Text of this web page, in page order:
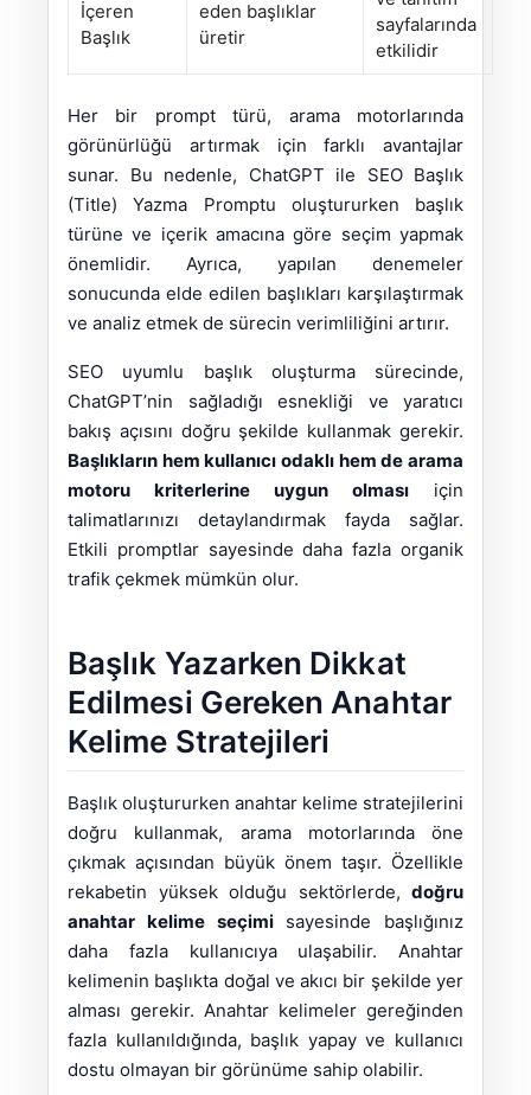
İçeren
Başlık
eden başlıklar
üretir
sayfalarında
etkilidir
Her bir prompt türü, arama motorlarında
görünürlüğü artırmak için farklı avantajlar
sunar. Bu nedenle, ChatGPT ile SEO Başlık
(Title) Yazma Promptu oluştururken başlık
türüne ve içerik amacına göre seçim yapmak
önemlidir. Ayrıca, yapılan denemeler
sonucunda elde edilen başlıkları karşılaştırmak
ve analiz etmek de sürecin verimliliğini artırır.
SEO uyumlu başlık oluşturma sürecinde,
ChatGPT’nin sağladığı esnekliği ve yaratıcı
bakış açısını doğru şekilde kullanmak gerekir.
Başlıkların hem kullanıcı odaklı hem de arama
motoru kriterlerine uygun olması için
talimatlarınızı detaylandırmak fayda sağlar.
Etkili promptlar sayesinde daha fazla organik
trafik çekmek mümkün olur.
Başlık Yazarken Dikkat
Edilmesi Gereken Anahtar
Kelime Stratejileri
Başlık oluştururken anahtar kelime stratejilerini
doğru kullanmak, arama motorlarında öne
çıkmak açısından büyük önem taşır. Özellikle
rekabetin yüksek olduğu sektörlerde, doğru
anahtar kelime seçimisayesinde başlığınız
daha fazla kullanıcıya ulaşabilir. Anahtar
kelimenin başlıkta doğal ve akıcı bir şekilde yer
alması gerekir. Anahtar kelimeler gereğinden
fazla kullanıldığında, başlık yapay ve kullanıcı
dostu olmayan bir görünüme sahip olabilir.